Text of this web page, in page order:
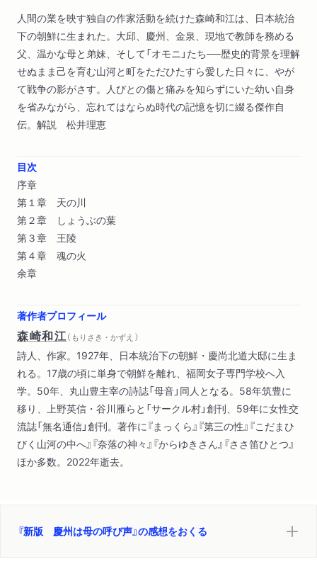
人間の業を映す独自の作家活動を続けた森崎和江は、日本統治
下の朝鮮に生まれた。大邱、慶州、金泉、現地で教師を務める
父、温かな母と弟妹、そして「オモニ」たち──歴史的背景を理解
せぬまま己を育む山河と町をただひたすら愛した日々に、やが
て戦争の影がさす。人びとの傷と痛みを知らずにいた幼い自身
を省みながら、忘れてはならぬ時代の記憶を切に綴る傑作自
伝。解説 松井理恵
目次
序章
第１章 天の川
第２章 しょうぶの葉
第３章 王陵
第４章 魂の火
余章
著作者プロフィール
森崎和江（ もりさき・かずえ ）
詩人、作家。1927年、日本統治下の朝鮮・慶尚北道大邸に生ま
れる。17歳の頃に単身で朝鮮を離れ、福岡女子専門学校へ入
学。50年、丸山豊主宰の詩誌「母音」同人となる。58年筑豊に
移り、上野英信・谷川雁らと「サークル村」創刊、59年に女性交
流誌「無名通信」創刊。著作に『まっくら』『第三の性』『こだまひ
びく山河の中へ』『奈落の神々』『からゆきさん』『ささ笛ひとつ』
ほか多数。2022年逝去。
『新版 慶州は母の呼び声』の感想をおくる